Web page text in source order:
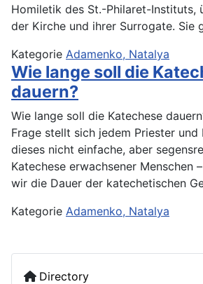
Directory
Homiletik des St.-Philaret-Instituts,
der Kirche und ihrer Surrogate. Sie
Kategorie Adamenko, Natalya
Wie lange soll die
dauern?
Wie lange soll die Katechese
Frage stellt sich jedem Priester und
dieses nicht einfache, aber
Katechese erwachsener Menschen
wir die Dauer der katechetischen
Kategorie Adamenko, Natalya